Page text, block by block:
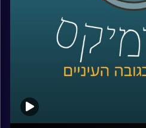
בר זוהר, דוקטור למשפטים
קטלניים ומשמעות